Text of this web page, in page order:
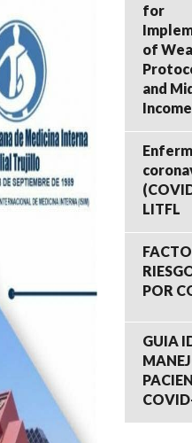
for
of
and
LITFL
POR
GUIA